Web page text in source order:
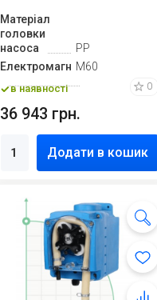
Матеріал
головки
насоса
PP
ЕлектромагнітM60
в наявності 0
36 943 грн.
Додати в кошик